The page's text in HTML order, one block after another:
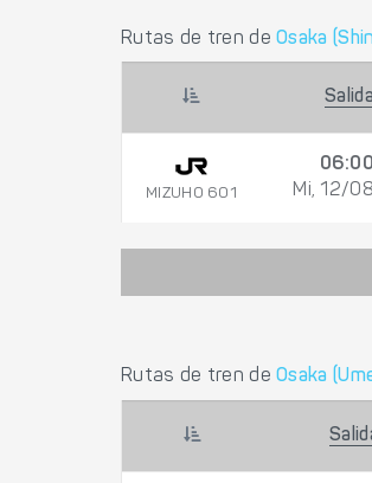
Rutas de tren deOsaka
Salida
MIZUHO 601
06:00
Mi, 12/08
Rutas de tren deOsaka